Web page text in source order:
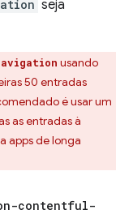
seja
usando
50 entradas
é usar um
as entradas à
apps de longa
contentful-